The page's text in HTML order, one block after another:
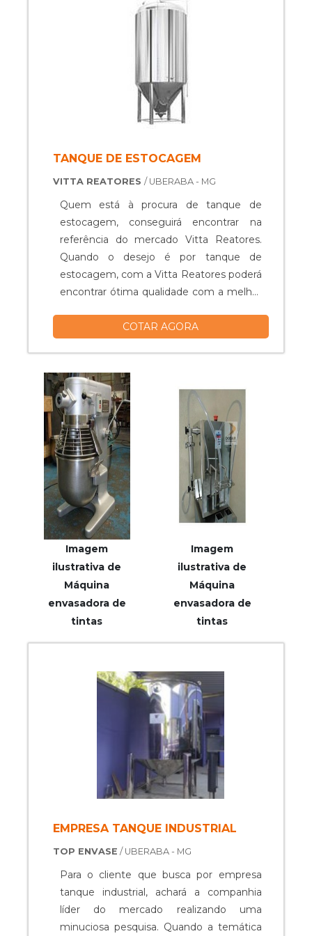
TANQUE DE ESTOCAGEM
VITTA REATORES / UBERABA - MG
Quem está à procura de tanque de
estocagem, conseguirá encontrar na
referência do mercado Vitta Reatores.
Quando o desejo é por tanque de
estocagem, com a Vitta Reatores poderá
encontrar ótima qualidade com a melhor
da empresa.UM POUCO MAIS SOBRE O
competência e excelência em uma área
de atuação. A Vitta Reatores foca seus
esforços em pr...
COTAR AGORA
Imagem
ilustrativa de
Máquina
envasadora de
tintas
Imagem
ilustrativa de
Máquina
envasadora de
tintas
EMPRESA TANQUE INDUSTRIAL
TOP ENVASE / UBERABA - MG
Para o cliente que busca por empresa
tanque industrial, achará a companhia
líder do mercado realizando uma
minuciosa pesquisa. Quando a temática